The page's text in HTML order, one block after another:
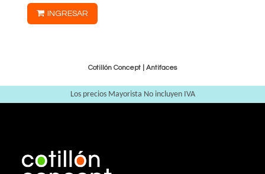
INGRESAR
Cotillón Concept | Antifaces
Los precios Mayorista No incluyen IVA